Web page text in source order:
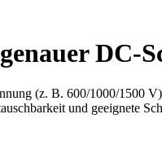
DC-
(z. B. 600/1000/1500
und geeignete